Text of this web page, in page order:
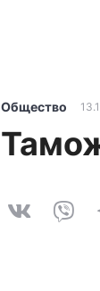
Общество